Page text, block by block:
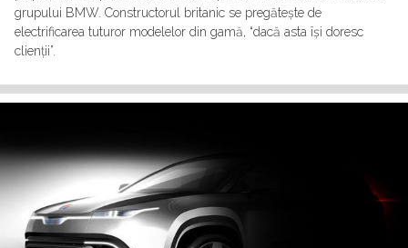
grupului BMW. Constructorul britanic se pregătește de
electrificarea tuturor modelelor din gamă, “dacă asta își doresc
clienții”.